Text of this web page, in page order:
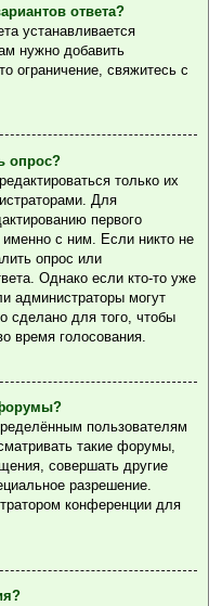
ответа?
устанавливается
нужно добавить
ограничение, свяжитесь с
опрос?
только их
Для
первого
с ним. Если никто не
опрос или
Однако если кто-то уже
администраторы могут
сделано для того, чтобы
время голосования.
пользователям
такие форумы,
совершать другие
разрешение.
конференции для